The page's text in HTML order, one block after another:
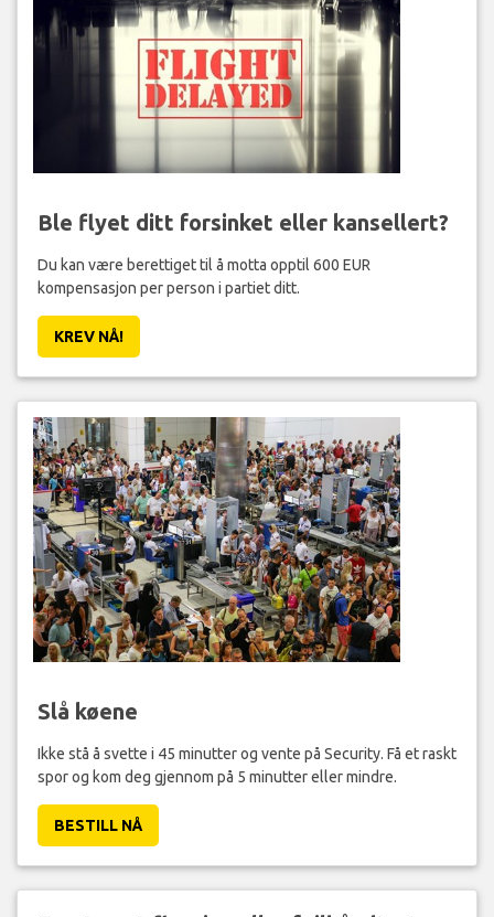
Ble flyet ditt forsinket eller kansellert?
Du kan være berettiget til å motta opptil 600 EUR
kompensasjon per person i partiet ditt.
KREV NÅ!
Slå køene
Ikke stå å svette i 45 minutter og vente på Security. Få et raskt
spor og kom deg gjennom på 5 minutter eller mindre.
BESTILL NÅ